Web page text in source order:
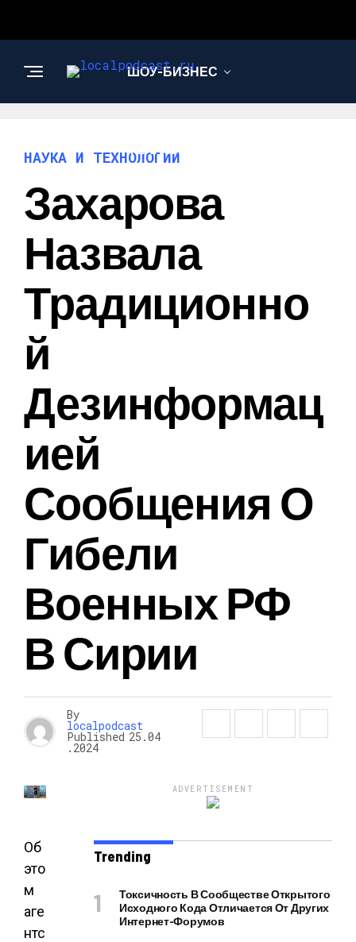
ШОУ-БИЗНЕС
ТЕХНОЛОГИИ
НАУКА И ТЕХНОЛОГИИ
Захарова
Назвала
Традиционно
Й
Дезинформац
Ией
Сообщения О
Гибели
Военных РФ
В Сирии
By
localpodcast
Published 25.04
.2024
Об
это
м
аге
нтс
ADVERTISEMENT
Trending
Токсичность В Сообществе Открытого
Исходного Кода Отличается От Других
Интернет-Форумов